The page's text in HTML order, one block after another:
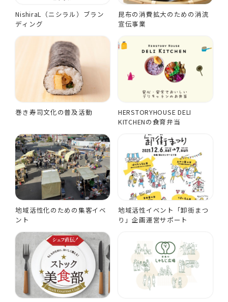
NishiraL（ニシラル）ブラン
ディング
昆布の消費拡大のための消流
宣伝事業
巻き寿司文化の普及活動
HERSTORYHOUSE DELI
KITCHENの食育弁当
地域活性化のための集客イベ
ント
地域活性イベント「卸街まつ
り」企画運営サポート